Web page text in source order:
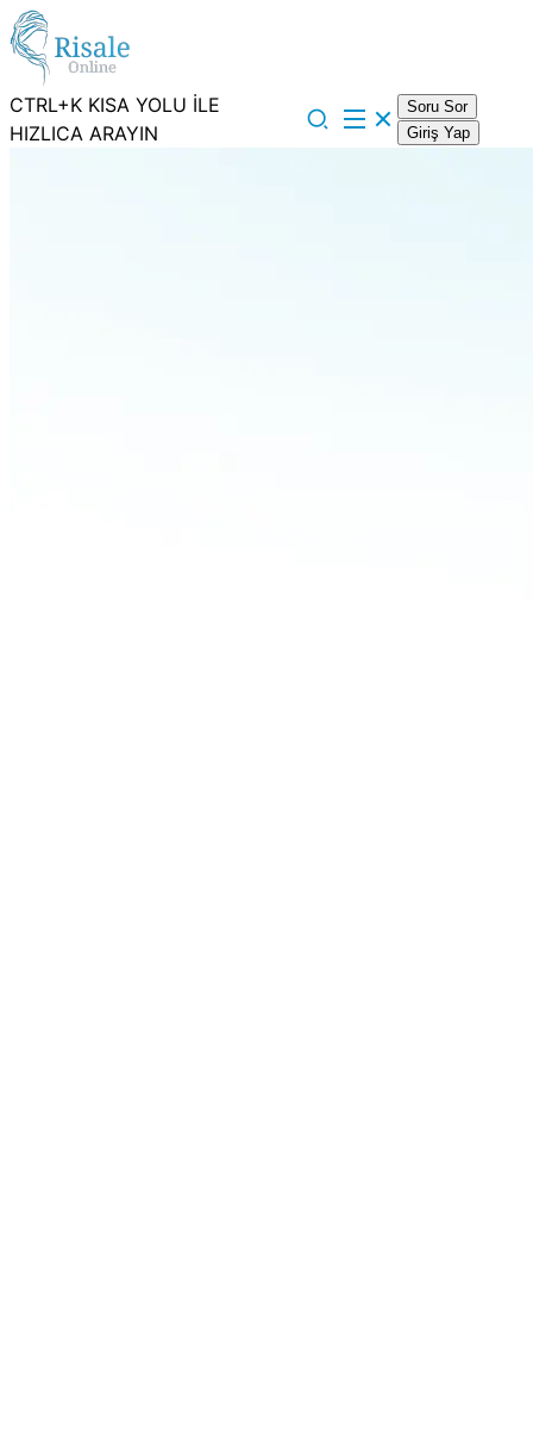
CTRL+K KISA YOLU İLE
HIZLICA ARAYIN
Soru Sor
Giriş Yap